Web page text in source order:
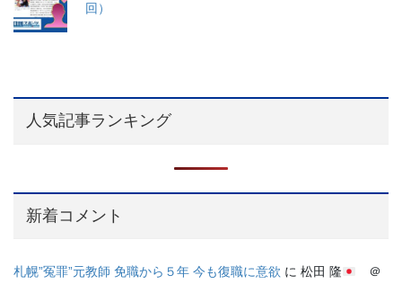
回）
人気記事ランキング
新着コメント
札幌”冤罪”元教師 免職から５年 今も復職に意欲 に 松田 隆
＠